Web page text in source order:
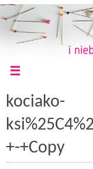
kociako-
+-+Copy